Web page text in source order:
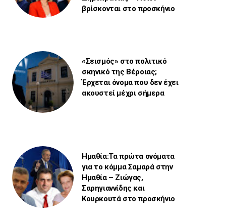
βρίσκονται στο προσκήνιο
«Σεισμός» στο πολιτικό
σκηνικό της Βέροιας;
Έρχεται όνομα που δεν έχει
ακουστεί μέχρι σήμερα
Ημαθία:Τα πρώτα ονόματα
για το κόμμα Σαμαρά στην
Ημαθία – Ζιώγας,
Σαρηγιαννίδης και
Κουρκουτά στο προσκήνιο